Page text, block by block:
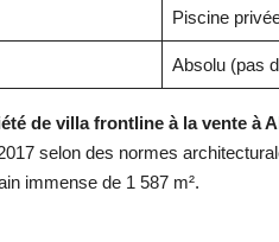
Piscine
Absolu (pas
de villa frontline à la vente à
selon des normes
immense de 1 587 m².